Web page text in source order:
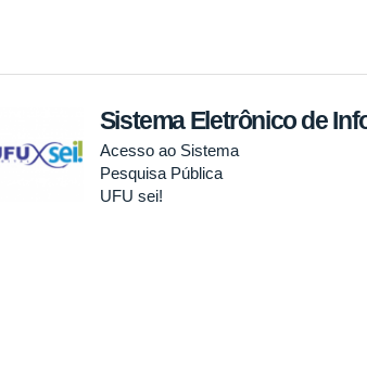
Sistema Eletrônico de
Acesso ao Sistema
Pesquisa Pública
UFU sei!